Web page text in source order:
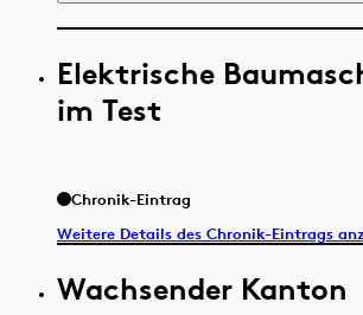
Elektrische
im Test
Chronik-Eintrag
Weitere Details des Chronik-Eintrags
Wachsender Kanton